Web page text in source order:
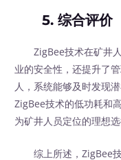
5. 综合评价
ZigBee技术在矿井人
业的安全性，还提升了
人，系统能够及时发现
ZigBee技术的低功耗和
为矿井人员定位的理想选
综上所述，ZigBee技